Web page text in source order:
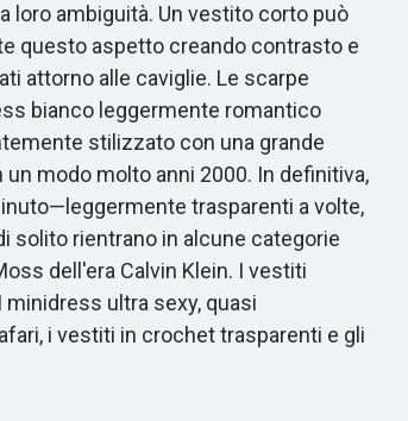
loro ambiguità. Un vestito corto può
questo aspetto creando contrasto e
attorno alle caviglie. Le scarpe
bianco leggermente romantico
stilizzato con una grande
modo molto anni 2000. In definitiva,
trasparenti a volte,
solito rientrano in alcune categorie
dell'era Calvin Klein. I vestiti
ultra sexy, quasi
i vestiti in crochet trasparenti e gli